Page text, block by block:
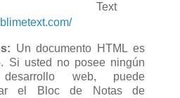
Text
Un documento HTML es
Si usted no posee ningún
web, puede
el Bloc de Notas de